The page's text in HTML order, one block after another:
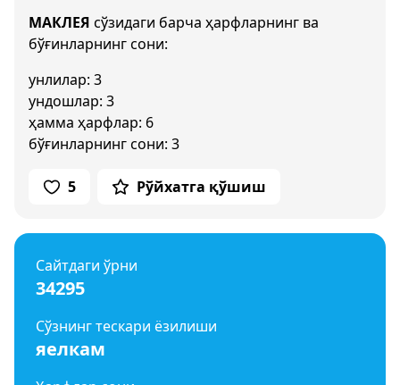
МАКЛЕЯ сўзидаги барча ҳарфларнинг ва
бўғинларнинг сони:
унлилар: 3
ундошлар: 3
ҳамма ҳарфлар: 6
бўғинларнинг сони: 3
5 Рўйхатга қўшиш
Сайтдаги ўрни
34295
Сўзнинг тескари ёзилиши
яелкам